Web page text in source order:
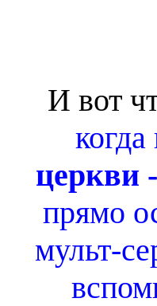
И вот
церкви
прямо
мульт-